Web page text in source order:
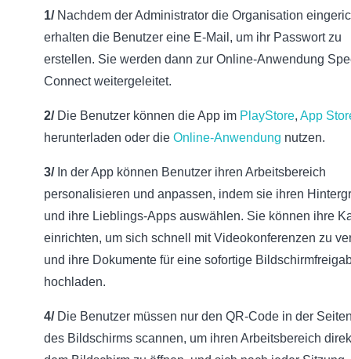
1/Nachdem der Administrator die Organisation
erhalten die Benutzer eine E-Mail, um ihr Passwort zu
erstellen. Sie werden dann zur Online-Anwendung
Connect weitergeleitet.
2/Die Benutzer können die App im PlayStore, App
herunterladen oder die Online-Anwendung nutzen.
3/In der App können Benutzer ihren Arbeitsbereich
personalisieren und anpassen, indem sie ihren
und ihre Lieblings-Apps auswählen. Sie können ihre
einrichten, um sich schnell mit Videokonferenzen zu
und ihre Dokumente für eine sofortige
hochladen.
4/Die Benutzer müssen nur den QR-Code in der
des Bildschirms scannen, um ihren Arbeitsbereich